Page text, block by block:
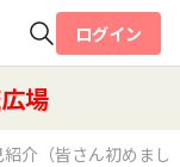
ログイン
場
紹介（皆さん初めまし